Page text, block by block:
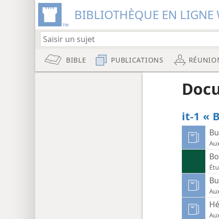
BIBLIOTHÈQUE EN
BIBLE PUBLICATIONS
it-1 «